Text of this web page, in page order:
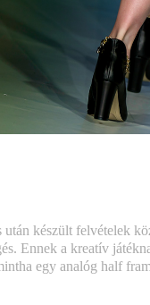
után készült felvételek
Ennek a kreatív
egy analóg half